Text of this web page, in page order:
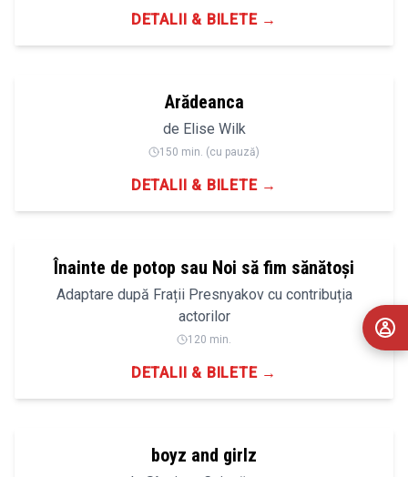
DETALII & BILETE →
12+
Arădeanca
de Elise Wilk
150 min. (cu pauză)
DETALII & BILETE →
14+
Înainte de potop sau Noi să fim sănătoși
Adaptare după Frații Presnyakov cu contribuția
actorilor
120 min.
DETALII & BILETE →
boyz and girlz